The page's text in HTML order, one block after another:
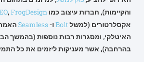
והקיימות), חברות עיצוב כמו
,FrogDesign
אקסלרטורים (למשלBolt ו-Seamless
האיטלקי, ומסגרות רבות נוספות (בהמשך
בהרחבה), אשר מעניקות ליזמים את כל